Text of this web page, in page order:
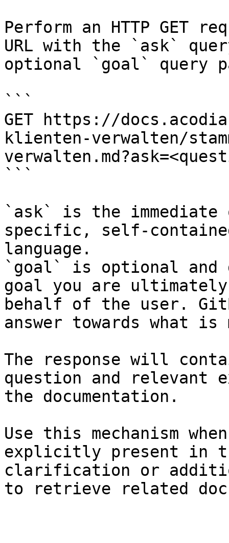
Perform an HTTP GET
URL with the `ask`
optional `goal` query
```
GET https://
klienten-verwalten/
```
`ask` is the
specific, self-
language.
`goal` is optional and
goal you are
behalf of the user.
answer towards what
The response will
question and relevant
the documentation.
Use this mechanism
explicitly present in
clarification or